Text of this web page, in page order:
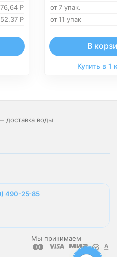
Р
Р
от 7 упак.
от 11 упак
В
Купить в 1
доставка воды
490-25-85
Мы принимаем